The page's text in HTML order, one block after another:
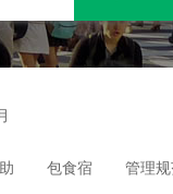
包食宿 管理